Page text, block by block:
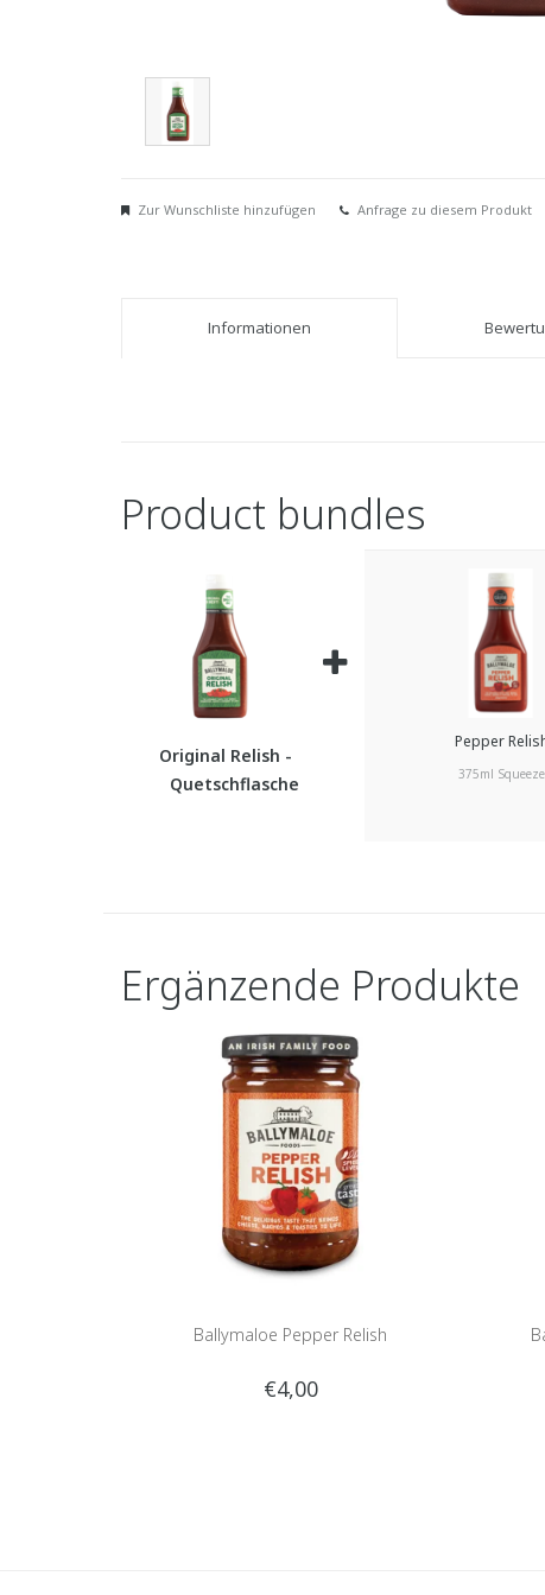
Zur Wunschliste hinzufügen Anfrage zu diesem Produkt
Informationen
Product bundles
Original Relish -
Quetschflasche
Pepper
375ml Squeeze
Ergänzende Produkte
Ballymaloe Pepper Relish
€4,00